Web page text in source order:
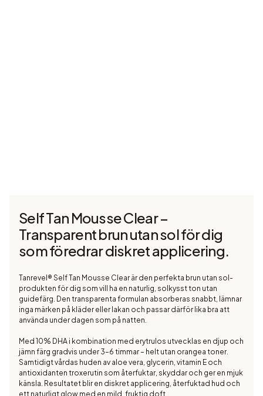
Self Tan Mousse Clear –
Transparent brun utan sol för dig
som föredrar diskret applicering.
Tanrevel® Self Tan Mousse Clear är den perfekta brun utan sol-
produkten för dig som vill ha en naturlig, solkysst ton utan
guidefärg. Den transparenta formulan absorberas snabbt, lämnar
inga märken på kläder eller lakan och passar därför lika bra att
använda under dagen som på natten.
Med 10% DHA i kombination med erytrulos utvecklas en djup och
jämn färg gradvis under 3–6 timmar – helt utan orangea toner.
Samtidigt vårdas huden av aloe vera, glycerin, vitamin E och
antioxidanten troxerutin som återfuktar, skyddar och ger en mjuk
känsla. Resultatet blir en diskret applicering, återfuktad hud och
ett naturligt glow med en mild, fruktig doft.